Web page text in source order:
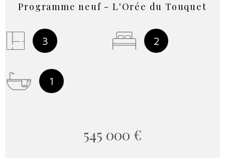
Programme neuf - L'Orée du Touquet
3 2
1
545 000 €